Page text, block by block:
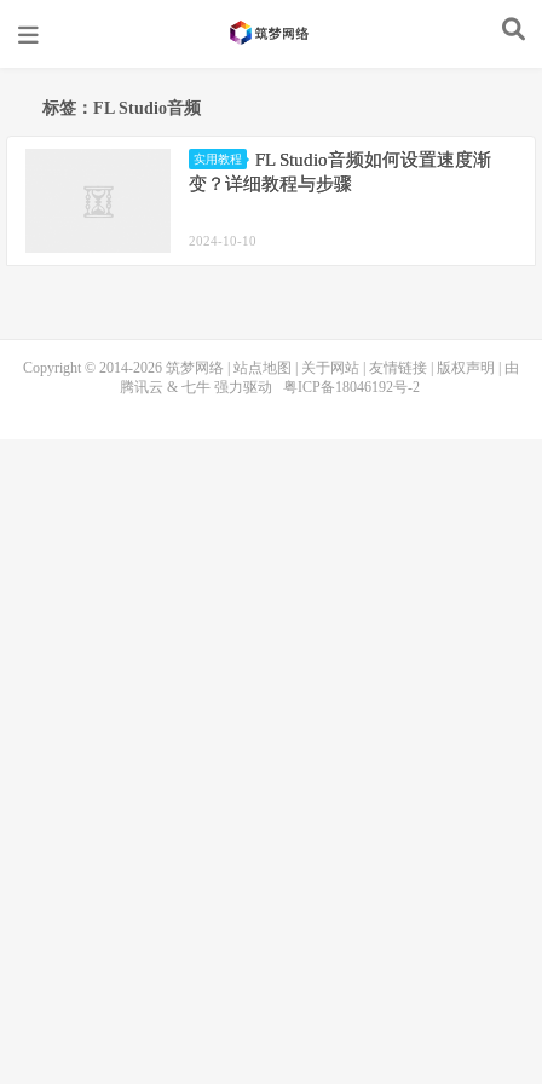
标签：FL Studio音频
实用教程
FL Studio音频如何设置速度渐
变？详细教程与步骤
2024-10-10
Copyright © 2014-2026 筑梦网络 站点地图 关于网站 友情链接 版权声明
| 由
腾讯云 & 七牛强力驱动 粤ICP备18046192号-2